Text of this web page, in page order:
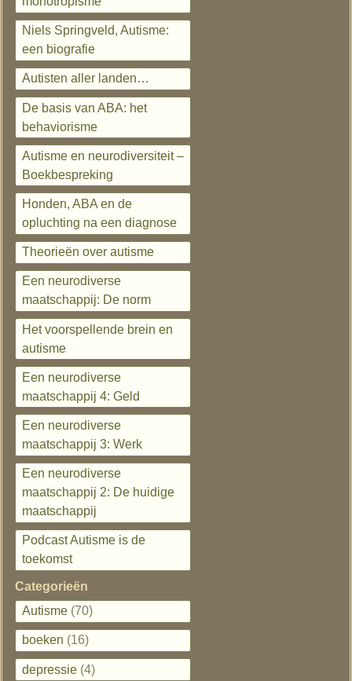
Niels Springveld, Autisme:
een biografie
Autisten aller landen…
De basis van ABA: het
behaviorisme
Autisme en neurodiversiteit –
Boekbespreking
Honden, ABA en de
opluchting na een diagnose
Theorieën over autisme
Een neurodiverse
maatschappij: De norm
Het voorspellende brein en
autisme
Een neurodiverse
maatschappij 4: Geld
Een neurodiverse
maatschappij 3: Werk
Een neurodiverse
maatschappij 2: De huidige
maatschappij
Podcast Autisme is de
toekomst
Categorieën
Autisme (70)
boeken (16)
depressie (4)